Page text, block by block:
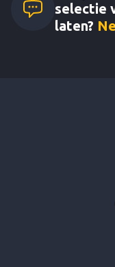
selectie
laten?